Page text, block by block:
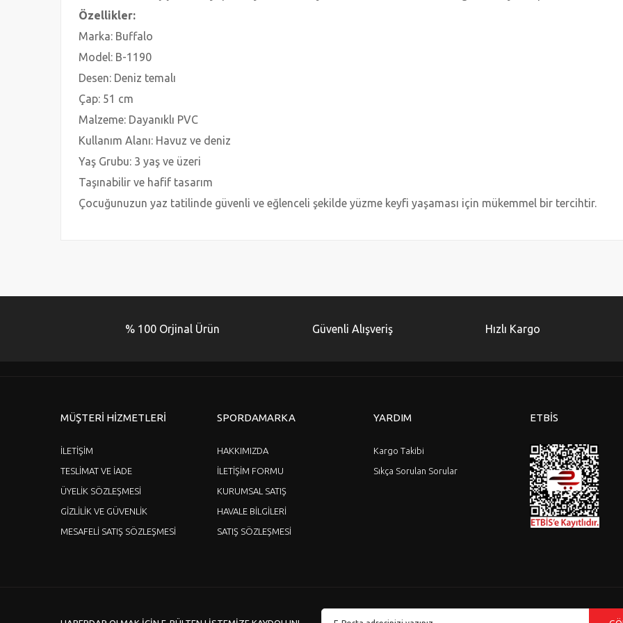
Özellikler:
Marka: Buffalo
Model: B-1190
Desen: Deniz temalı
Çap: 51 cm
Malzeme: Dayanıklı PVC
Kullanım Alanı: Havuz ve deniz
Yaş Grubu: 3 yaş ve üzeri
Taşınabilir ve hafif tasarım
Çocuğunuzun yaz tatilinde güvenli ve eğlenceli şekilde yüzme keyfi yaşaması için mükemmel bir tercihtir.
Ürün resmi kalitesiz, bozuk veya görüntülenemiyor.
Ürün bilgilerinde hatalar bulunuyor.
Gönder
% 100 Orjinal Ürün Güvenli Alışveriş Hızlı Kargo
MÜŞTERİ HİZMETLERİ
İLETİŞİM
TESLİMAT VE İADE
ÜYELİK SÖZLEŞMESİ
GİZLİLİK VE GÜVENLİK
MESAFELİ SATIŞ SÖZLEŞMESİ
SPORDAMARKA
HAKKIMIZDA
İLETİŞİM FORMU
KURUMSAL SATIŞ
HAVALE BİLGİLERİ
SATIŞ SÖZLEŞMESİ
YARDIM
Kargo Takibi
Sıkça Sorulan Sorular
ETBİS